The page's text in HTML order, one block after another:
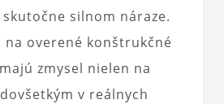
silnom náraze.
overené konštrukčné
zmysel nielen na
v reálnych